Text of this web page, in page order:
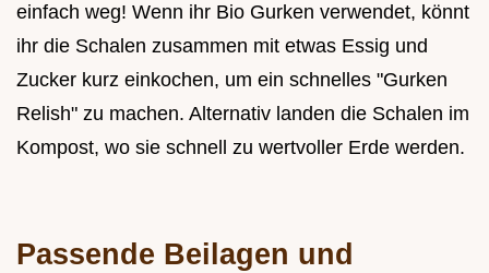
einfach weg! Wenn ihr Bio Gurken verwendet, könnt
ihr die Schalen zusammen mit etwas Essig und
Zucker kurz einkochen, um ein schnelles "Gurken
Relish" zu machen. Alternativ landen die Schalen im
Kompost, wo sie schnell zu wertvoller Erde werden.
Passende Beilagen und